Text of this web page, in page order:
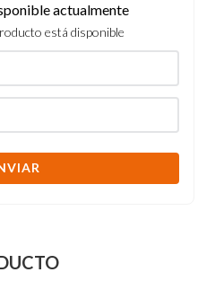
actualmente
está disponible